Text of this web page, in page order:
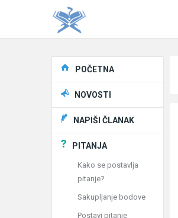
Explore
POČETNA
NOVOSTI
NAPIŠI ČLANAK
PITANJA
Kako se postavlja
pitanje?
Sakupljanje bodove
Postavi pitanje